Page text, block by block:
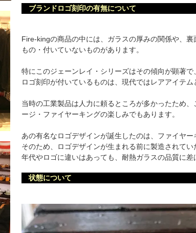
ブランドロゴ刻印の有無について
Fire-kingの商品の中には、ガラスの厚みの関係や、
もの・付いていないものがあります。
特にこのジェーンレイ・シリーズはその傾向が顕著で、
ロゴ刻印が付いているものは、現代ではレアアイテム
当時の工業製品は人力に頼るところが多かったため
ージ・ファイヤーキングの楽しみでもあります。
あの有名なロゴデザインが誕生したのは、ファイヤ
そのため、ロゴデザインが生まれる前に製造されて
年代やロゴに違いはあっても、耐熱ガラスの品質に差
状態について